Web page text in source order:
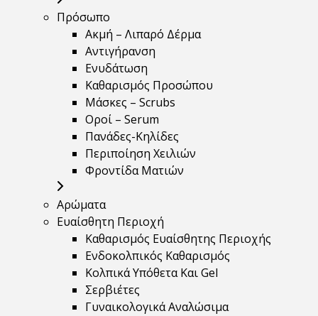
Πρόσωπο
Ακμή – Λιπαρό Δέρμα
Αντιγήρανση
Ενυδάτωση
Καθαρισμός Προσώπου
Μάσκες – Scrubs
Οροί – Serum
Πανάδες-Κηλίδες
Περιποίηση Χειλιών
Φροντίδα Ματιών
Αρώματα
Ευαίσθητη Περιοχή
Καθαρισμός Ευαίσθητης Περιοχής
Ενδοκολπικός Καθαρισμός
Κολπικά Υπόθετα Και Gel
Σερβιέτες
Γυναικολογικά Αναλώσιμα